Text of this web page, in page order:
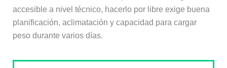
Para organizar tu viaje de forma sencilla y al
mejor precio, aquí tienes una selección de